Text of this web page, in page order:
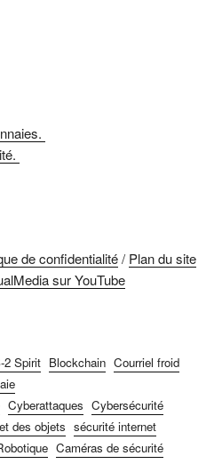
de confidentialité/ Plan du site
sur YouTube
2 Spirit Blockchain Courriel froid
Cyberattaques Cybersécurité
des objets sécurité internet
Caméras de sécurité